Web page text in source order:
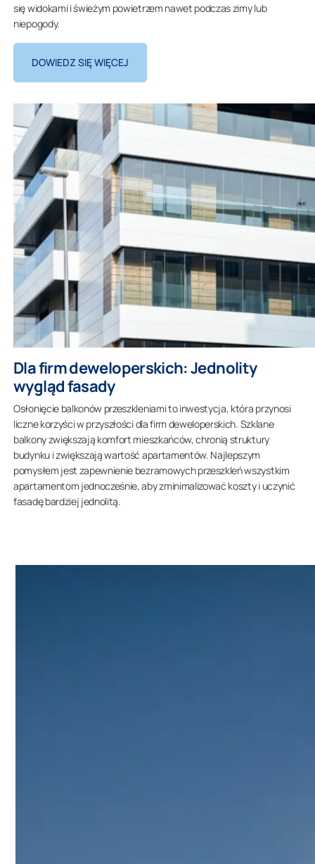
się widokami i świeżym powietrzem nawet podczas zimy lub
niepogody.
DOWIEDZ SIĘ WIĘCEJ
Dla firm deweloperskich: Jednolity
wygląd fasady
Osłonięcie balkonów przeszkleniami to inwestycja, która przynosi
liczne korzyści w przyszłości dla firm deweloperskich. Szklane
balkony zwiększają komfort mieszkańców, chronią struktury
budynku i zwiększają wartość apartamentów. Najlepszym
pomysłem jest zapewnienie bezramowych przeszkleń wszystkim
apartamentom jednocześnie, aby zminimalizować koszty i uczynić
fasadę bardziej jednolitą.